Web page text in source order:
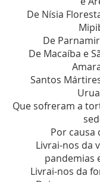
De Nísia
De
De Macaíba e
Santos
Que sofreram a
Por causa
Livrai-nos da
pandemias
Livrai-nos da